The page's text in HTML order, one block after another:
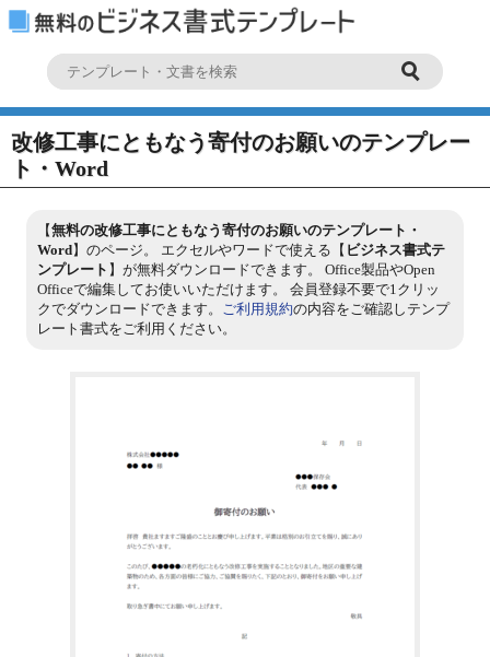
改修工事にともなう寄付のお願いのテンプレー
ト・Word
【無料の改修工事にともなう寄付のお願いのテンプレート・
Word】のページ。 エクセルやワードで使える【 ビジネス書式テ
ンプレート 】が無料ダウンロードできます。 Office製品やOpen
Officeで編集してお使いいただけます。 会員登録不要で1クリッ
クでダウンロードできます。 ご利用規約の内容をご確認しテンプ
レート書式をご利用ください。